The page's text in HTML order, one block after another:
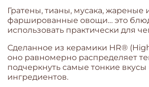
Гратены, тианы, мусака, жареные
фаршированные овощи… это
использовать практически для
Сделанное из керамики HR®
оно равномерно распределяет
подчеркнуть самые тонкие
ингредиентов.